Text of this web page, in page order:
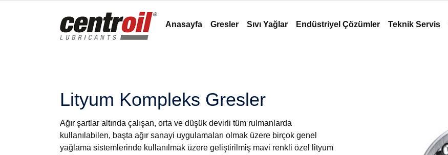
Anasayfa Gresler Sıvı Yağlar Endüstriyel Çözümler Teknik Servis
Lityum Kompleks Gresler
Ağır şartlar altında çalışan, orta ve düşük devirli tüm rulmanlarda
kullanılabilen, başta ağır sanayi uygulamaları olmak üzere birçok genel
yağlama sistemlerinde kullanılmak üzere geliştirilmiş mavi renkli özel lityum